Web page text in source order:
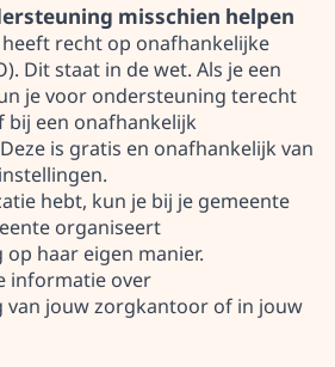
misschien helpen
recht op onafhankelijke
Dit staat in de wet. Als je een
je voor ondersteuning terecht
een onafhankelijk
is gratis en onafhankelijk van
hebt, kun je bij je gemeente
organiseert
haar eigen manier.
informatie over
van jouw zorgkantoor of in jouw